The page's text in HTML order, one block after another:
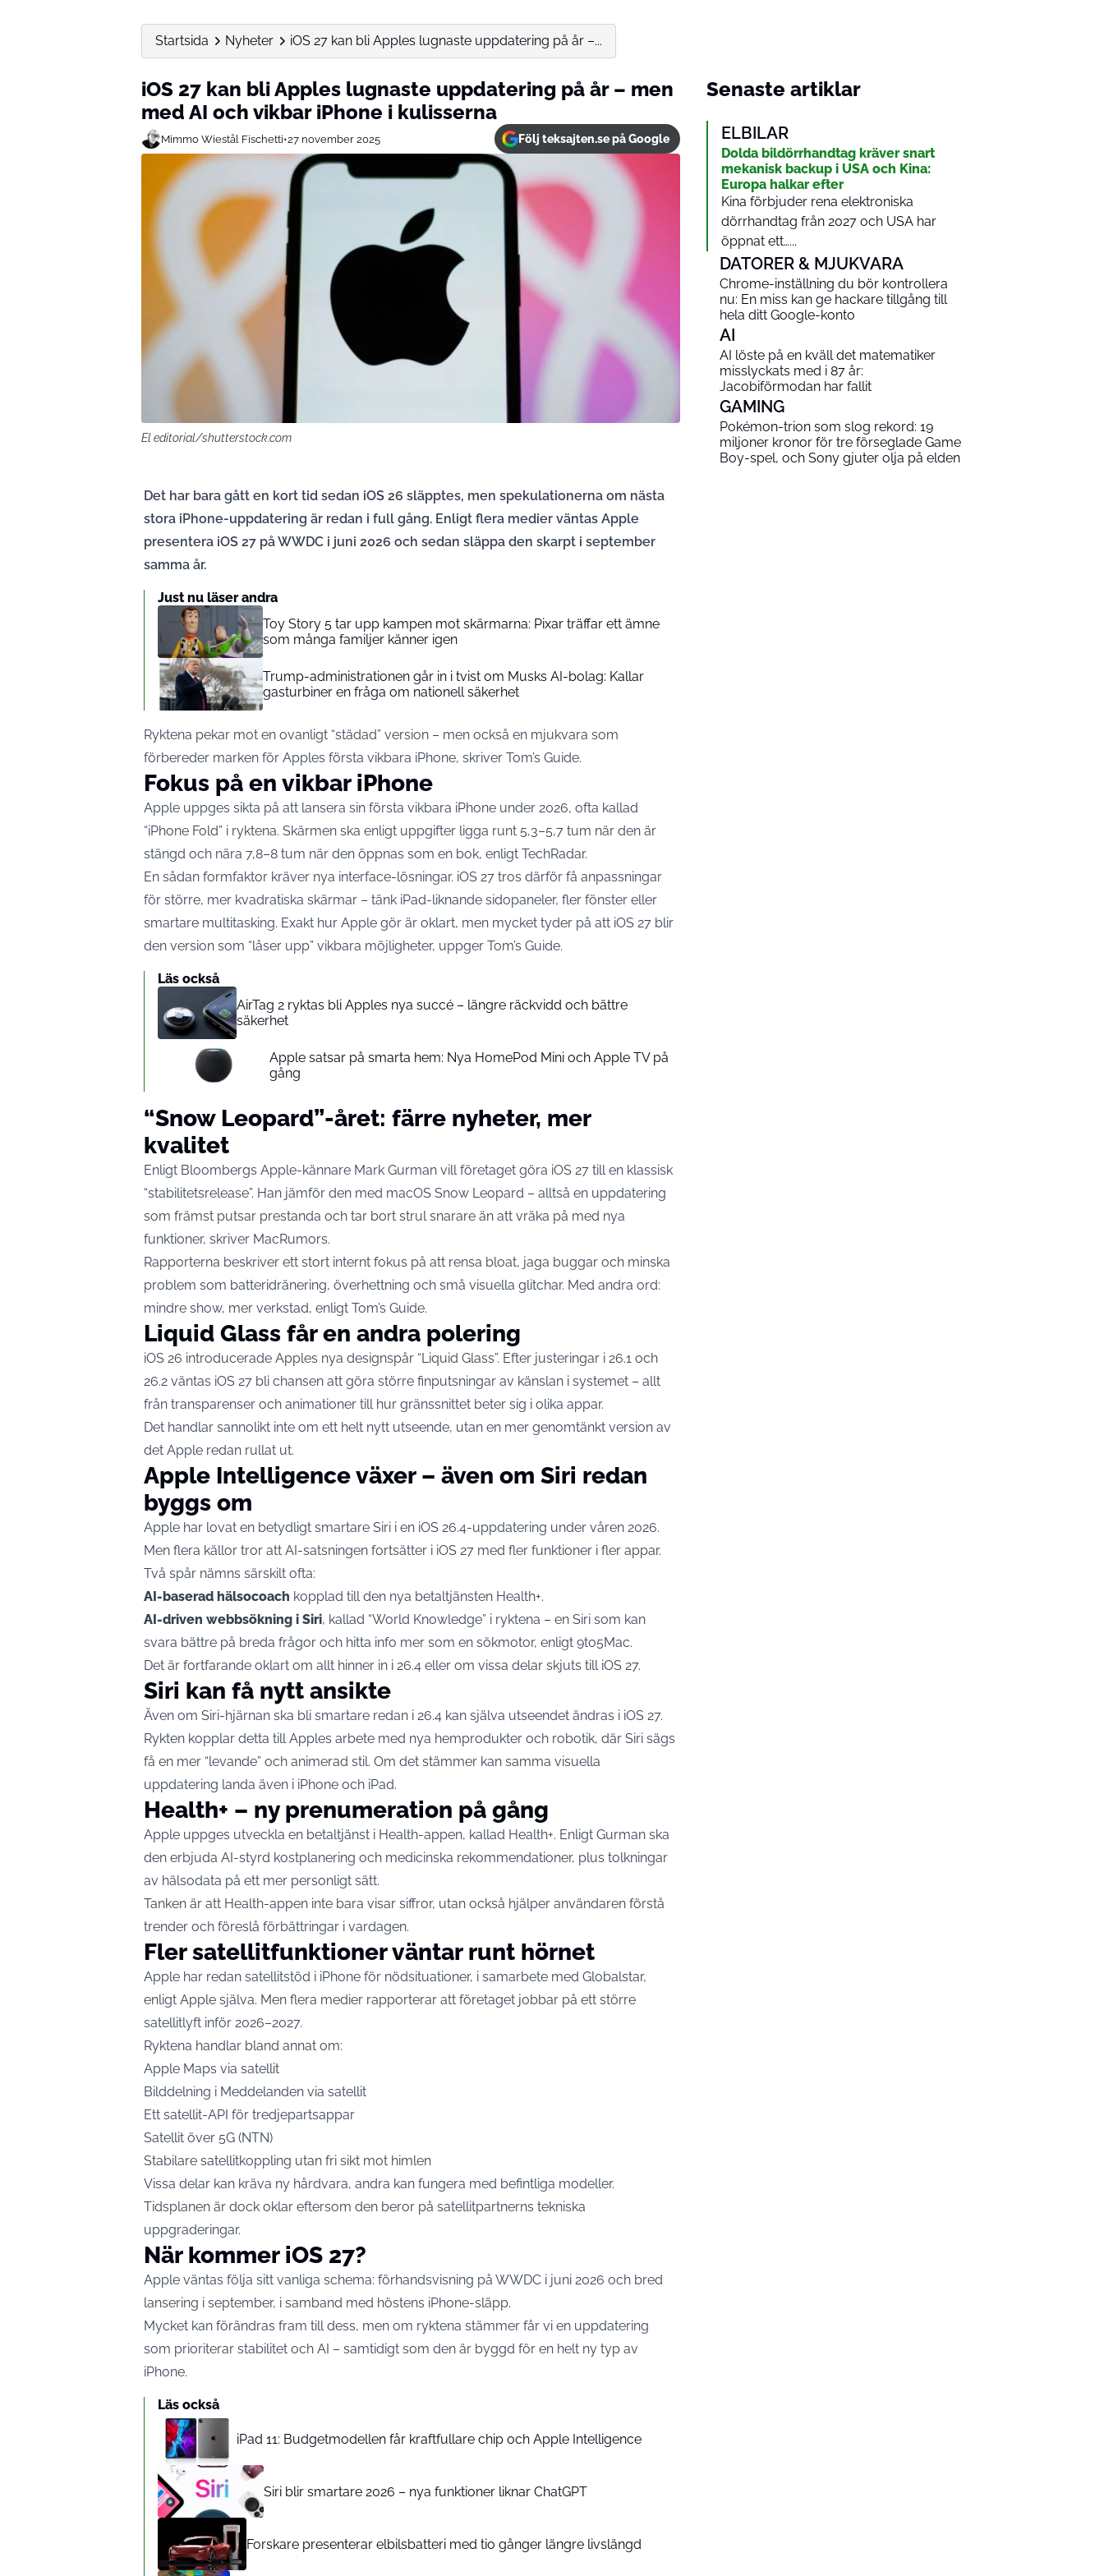
Startsida Nyheter iOS 27 kan bli Apples lugnaste uppdatering på år –...
iOS 27 kan bli Apples lugnaste uppdatering på år – men
med AI och vikbar iPhone i kulisserna
Mimmo Wiestål Fischetti•27 november 2025 Följ teksajten.se på Google
El editorial/shutterstock.com
Det har bara gått en kort tid sedan iOS 26 släpptes, men spekulationerna om nästa
stora iPhone-uppdatering är redan i full gång. Enligt flera medier väntas Apple
presentera iOS 27 på WWDC i juni 2026 och sedan släppa den skarpt i september
samma år.
Just nu läser andra
Toy Story 5 tar upp kampen mot skärmarna: Pixar träffar ett ämne
som många familjer känner igen
Trump-administrationen går in i tvist om Musks AI-bolag: Kallar
gasturbiner en fråga om nationell säkerhet
Ryktena pekar mot en ovanligt “städad” version – men också en mjukvara som
förbereder marken för Apples första vikbara iPhone, skriver Tom’s Guide.
Fokus på en vikbar iPhone
Apple uppges sikta på att lansera sin första vikbara iPhone under 2026, ofta kallad
“iPhone Fold” i ryktena. Skärmen ska enligt uppgifter ligga runt 5,3–5,7 tum när den är
stängd och nära 7,8–8 tum när den öppnas som en bok, enligt TechRadar.
En sådan formfaktor kräver nya interface-lösningar. iOS 27 tros därför få anpassningar
för större, mer kvadratiska skärmar – tänk iPad-liknande sidopaneler, fler fönster eller
smartare multitasking. Exakt hur Apple gör är oklart, men mycket tyder på att iOS 27 blir
den version som “låser upp” vikbara möjligheter, uppger Tom’s Guide.
Läs också
AirTag 2 ryktas bli Apples nya succé – längre räckvidd och bättre
säkerhet
Apple satsar på smarta hem: Nya HomePod Mini och Apple TV på
gång
“Snow Leopard”-året: färre nyheter, mer
kvalitet
Enligt Bloombergs Apple-kännare Mark Gurman vill företaget göra iOS 27 till en klassisk
“stabilitetsrelease”. Han jämför den med macOS Snow Leopard – alltså en uppdatering
som främst putsar prestanda och tar bort strul snarare än att vräka på med nya
funktioner, skriver MacRumors.
Rapporterna beskriver ett stort internt fokus på att rensa bloat, jaga buggar och minska
problem som batteridränering, överhettning och små visuella glitchar. Med andra ord:
mindre show, mer verkstad, enligt Tom’s Guide.
Liquid Glass får en andra polering
iOS 26 introducerade Apples nya designspår “Liquid Glass”. Efter justeringar i 26.1 och
26.2 väntas iOS 27 bli chansen att göra större finputsningar av känslan i systemet – allt
från transparenser och animationer till hur gränssnittet beter sig i olika appar.
Det handlar sannolikt inte om ett helt nytt utseende, utan en mer genomtänkt version av
det Apple redan rullat ut.
Apple Intelligence växer – även om Siri redan
byggs om
Apple har lovat en betydligt smartare Siri i en iOS 26.4-uppdatering under våren 2026.
Men flera källor tror att AI-satsningen fortsätter i iOS 27 med fler funktioner i fler appar.
Två spår nämns särskilt ofta:
AI-baserad hälsocoach kopplad till den nya betaltjänsten Health+.
AI-driven webbsökning i Siri, kallad “World Knowledge” i ryktena – en Siri som kan
svara bättre på breda frågor och hitta info mer som en sökmotor, enligt 9to5Mac.
Det är fortfarande oklart om allt hinner in i 26.4 eller om vissa delar skjuts till iOS 27.
Siri kan få nytt ansikte
Även om Siri-hjärnan ska bli smartare redan i 26.4 kan själva utseendet ändras i iOS 27.
Rykten kopplar detta till Apples arbete med nya hemprodukter och robotik, där Siri sägs
få en mer “levande” och animerad stil. Om det stämmer kan samma visuella
uppdatering landa även i iPhone och iPad.
Health+ – ny prenumeration på gång
Apple uppges utveckla en betaltjänst i Health-appen, kallad Health+. Enligt Gurman ska
den erbjuda AI-styrd kostplanering och medicinska rekommendationer, plus tolkningar
av hälsodata på ett mer personligt sätt.
Tanken är att Health-appen inte bara visar siffror, utan också hjälper användaren förstå
trender och föreslå förbättringar i vardagen.
Fler satellitfunktioner väntar runt hörnet
Apple har redan satellitstöd i iPhone för nödsituationer, i samarbete med Globalstar,
enligt Apple själva. Men flera medier rapporterar att företaget jobbar på ett större
satellitlyft inför 2026–2027.
Ryktena handlar bland annat om:
Apple Maps via satellit
Bilddelning i Meddelanden via satellit
Ett satellit-API för tredjepartsappar
Satellit över 5G (NTN)
Stabilare satellitkoppling utan fri sikt mot himlen
Vissa delar kan kräva ny hårdvara, andra kan fungera med befintliga modeller.
Tidsplanen är dock oklar eftersom den beror på satellitpartnerns tekniska
uppgraderingar.
När kommer iOS 27?
Apple väntas följa sitt vanliga schema: förhandsvisning på WWDC i juni 2026 och bred
lansering i september, i samband med höstens iPhone-släpp.
Mycket kan förändras fram till dess, men om ryktena stämmer får vi en uppdatering
som prioriterar stabilitet och AI – samtidigt som den är byggd för en helt ny typ av
iPhone.
Läs också
iPad 11: Budgetmodellen får kraftfullare chip och Apple Intelligence
Siri blir smartare 2026 – nya funktioner liknar ChatGPT
Forskare presenterar elbilsbatteri med tio gånger längre livslängd
Senaste artiklar
ELBILAR
Dolda bildörrhandtag kräver snart
mekanisk backup i USA och Kina:
Europa halkar efter
Kina förbjuder rena elektroniska
dörrhandtag från 2027 och USA har
öppnat ett…...
DATORER & MJUKVARA
Chrome-inställning du bör kontrollera
nu: En miss kan ge hackare tillgång till
hela ditt Google-konto
AI
AI löste på en kväll det matematiker
misslyckats med i 87 år:
Jacobiförmodan har fallit
GAMING
Pokémon-trion som slog rekord: 19
miljoner kronor för tre förseglade Game
Boy-spel, och Sony gjuter olja på elden